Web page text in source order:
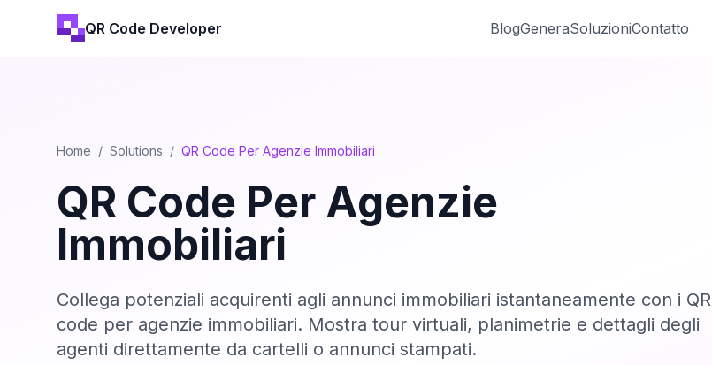
QR Code Developer BlogGeneraSoluzioniContatto
Home / Solutions / QR Code Per Agenzie Immobiliari
QR Code Per Agenzie
Immobiliari
Collega potenziali acquirenti agli annunci immobiliari istantaneamente con i QR
code per agenzie immobiliari. Mostra tour virtuali, planimetrie e dettagli degli
agenti direttamente da cartelli o annunci stampati.